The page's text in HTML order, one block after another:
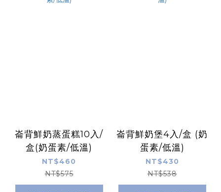
崙背鮮奶蒸蛋糕10入/
盒(奶蛋素/低溫)
NT$460
NT$575
崙背鮮奶堡4入/盒 (奶
蛋素/低溫)
NT$430
NT$538